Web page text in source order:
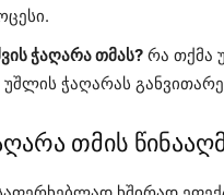
ჭაღარა თმას? რა თქმა
ჭაღარას
თმის